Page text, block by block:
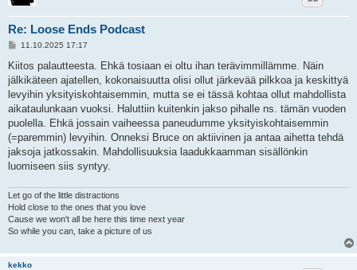
Re: Loose Ends Podcast
V
e
t
i
11.10.2025 17:17
Kiitos palautteesta. Ehkä tosiaan ei oltu ihan terävimmillämme. Näin
jälkikäteen ajatellen, kokonaisuutta olisi ollut järkevää pilkkoa ja keskittyä
levyihin yksityiskohtaisemmin, mutta se ei tässä kohtaa ollut mahdollista
aikataulunkaan vuoksi. Haluttiin kuitenkin jakso pihalle ns. tämän vuoden
puolella. Ehkä jossain vaiheessa paneudumme yksityiskohtaisemmin
(=paremmin) levyihin. Onneksi Bruce on aktiivinen ja antaa aihetta tehdä
jaksoja jatkossakin. Mahdollisuuksia laadukkaamman sisällönkin
luomiseen siis syntyy.
Let go of the little distractions
Hold close to the ones that you love
Cause we won't all be here this time next year
So while you can, take a picture of us
kekko